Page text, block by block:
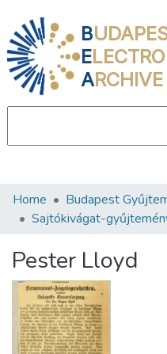
B
E
ARCHIVE
Communities &
Statistics
About us
Home Budapest
Sajtókivágat-
Pester Lloyd